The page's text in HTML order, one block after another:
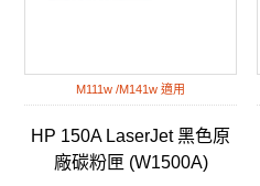
M111w /M141w 適用
HP 150A LaserJet 黑色原
廠碳粉匣 (W1500A)